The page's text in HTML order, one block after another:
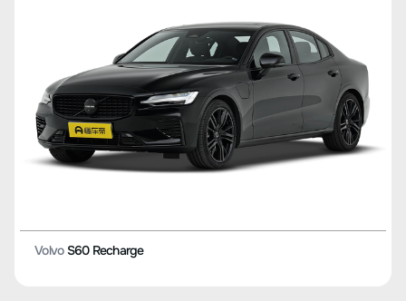
VolvoS60 Recharge